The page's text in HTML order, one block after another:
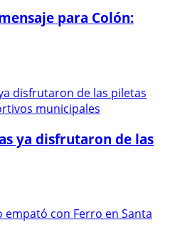
para Colón:
ya disfrutaron de las